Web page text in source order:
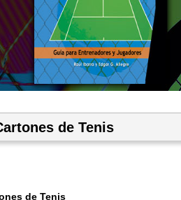
de Tenis
de Tenis